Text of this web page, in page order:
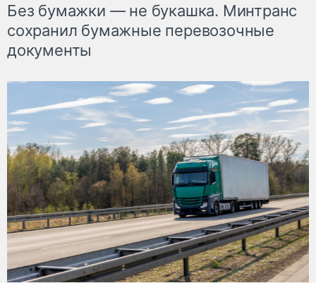
Без бумажки — не букашка. Минтранс
сохранил бумажные перевозочные
документы